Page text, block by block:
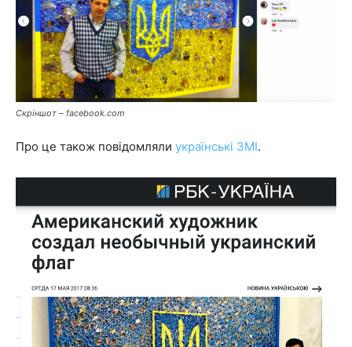
Скріншот – facebook.com
Про це також повідомляли українські ЗМІ.